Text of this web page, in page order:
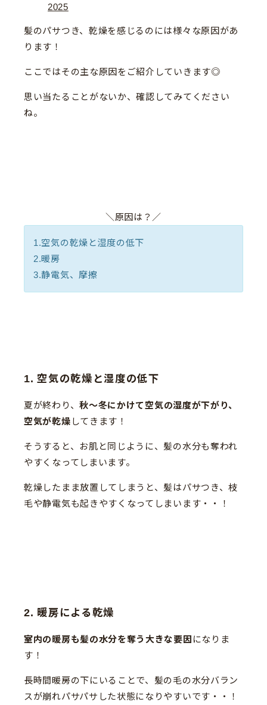
2025
髪のパサつき、乾燥を感じるのには様々な原因があ
ります！
ここではその主な原因をご紹介していきます◎
思い当たることがないか、確認してみてください
ね。
＼原因は？／
1.空気の乾燥と湿度の低下
2.暖房
3.静電気、摩擦
1. 空気の乾燥と湿度の低下
夏が終わり、秋〜冬にかけて空気の湿度が下がり、
空気が乾燥 してきます！
そうすると、お肌と同じように、髪の水分も奪われ
やすくなってしまいます。
乾燥したまま放置してしまうと、髪はパサつき、枝
毛や静電気も起きやすくなってしまいます・・！
2. 暖房による乾燥
室内の暖房も髪の水分を奪う大きな要因 になりま
す！
長時間暖房の下にいることで、髪の毛の水分バラン
スが崩れパサパサした状態になりやすいです・・！